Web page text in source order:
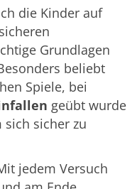
die Kinder auf
Grundlagen
beliebt
Spiele, bei
geübt wurde
sich sicher zu
jedem Versuch